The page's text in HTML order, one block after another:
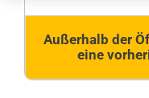
Außerhalb der
eine